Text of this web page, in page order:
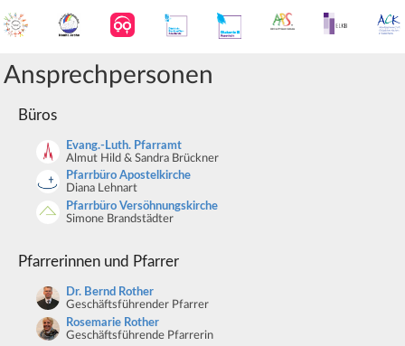
Ansprechpersonen
Büros
Evang.-Luth. Pfarramt
Almut Hild & Sandra Brückner
Pfarrbüro Apostelkirche
Diana Lehnart
Pfarrbüro Versöhnungskirche
Simone Brandstädter
Pfarrerinnen und Pfarrer
Dr. Bernd Rother
Geschäftsführender Pfarrer
Rosemarie Rother
Geschäftsführende Pfarrerin